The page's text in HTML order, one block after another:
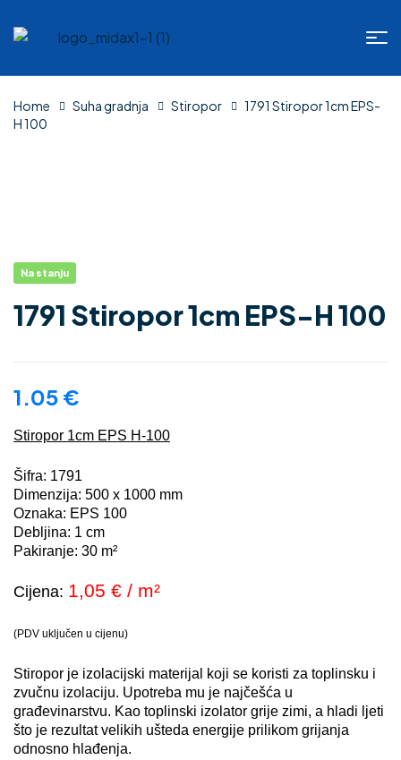
Home Suha gradnja Stiropor
1791 Stiropor 1cm EPS-
H 100
Na stanju
1791 Stiropor 1cm EPS-H 100
1.05 €
Stiropor 1cm EPS H-100
Šifra: 1791
Dimenzija: 500 x 1000 mm
Oznaka: EPS 100
Debljina: 1 cm
Pakiranje: 30 m²
Cijena: 1,05 € / m²
(PDV uključen u cijenu)
Stiropor je izolacijski materijal koji se koristi za toplinsku i
zvučnu izolaciju. Upotreba mu je najčešća u
građevinarstvu. Kao toplinski izolator grije zimi, a hladi ljeti
što je rezultat velikih ušteda energije prilikom grijanja
odnosno hlađenja.